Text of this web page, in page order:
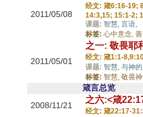
2011/05/08
经文: 箴6:16-19;
14:3,15; 15:1-2;
课题: 智慧, 言语,
标签: 心中意念,
2011/05/01
之一: 敬畏耶
经文: 箴1:1-
课题: 智慧, 与神
标签: 智慧, 敬畏
箴言总览
2008/11/21
之六:<箴
经文: 箴22:17-